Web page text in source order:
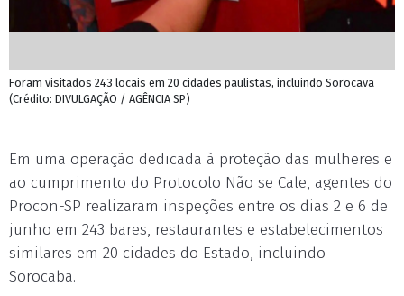
Foram visitados 243 locais em 20 cidades paulistas, incluindo Sorocava
(Crédito: DIVULGAÇÃO / AGÊNCIA SP)
Em uma operação dedicada à proteção das mulheres e
ao cumprimento do Protocolo Não se Cale, agentes do
Procon-SP realizaram inspeções entre os dias 2 e 6 de
junho em 243 bares, restaurantes e estabelecimentos
similares em 20 cidades do Estado, incluindo
Sorocaba.